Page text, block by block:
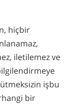
hiçbir
iletilemez ve
işbu
bir